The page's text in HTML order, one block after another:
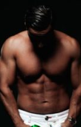
Check ça !